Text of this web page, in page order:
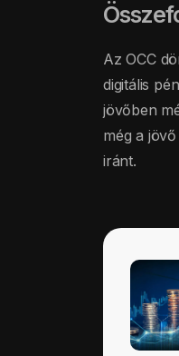
Az OCC
digitális
jövőben
még a
iránt.